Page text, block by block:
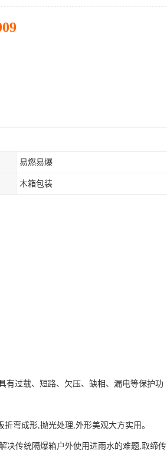
易燃易爆
木箱包装
有过载、短路、欠压、缺相、漏电等保护功
弯成形,抛光处理,外形美观大方实用。
决传统隔爆箱户外使用进雨水的难题,取缔传